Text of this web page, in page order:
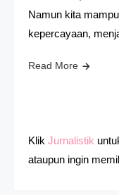
Namun kita
kepercayaan,
Read More
Klik Jurnalistik
ataupun ingin